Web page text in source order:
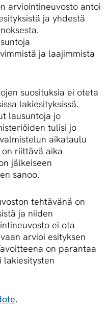
arviointineuvosto antoi
ja yhdestä
ja laajimmista
suosituksia ei oteta
lakiesityksissä.
lausuntoja jo
tulisi jo
aikataulu
riittävä aika
jälkeiseen
sanoo.
tehtävänä on
ja niiden
ei ota
arvioi esityksen
on parantaa
lakiesitysten
.